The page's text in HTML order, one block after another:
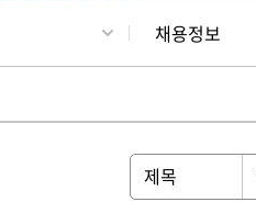
채용정보